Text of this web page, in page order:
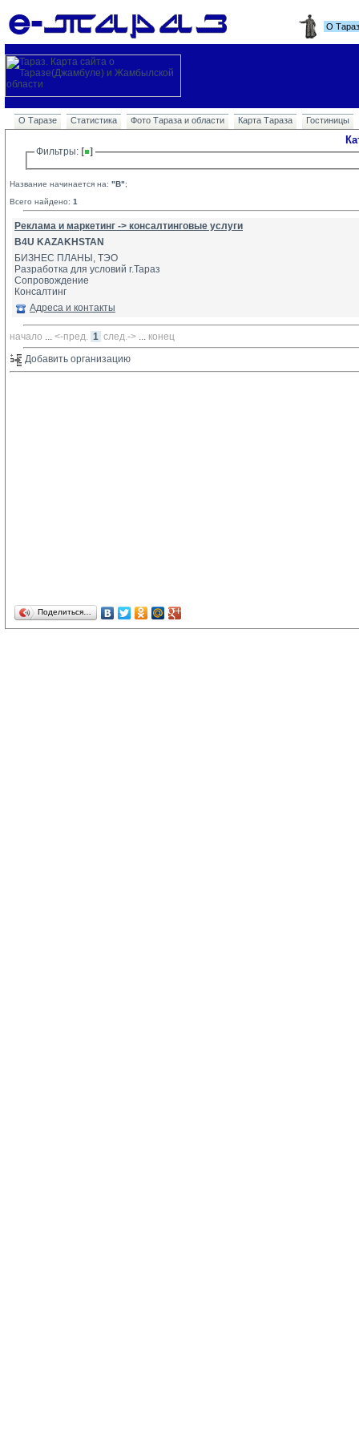
О
О Таразе Статистика Фото Тараза и области Карта Тараза Гостиницы
Фильтры:
Название начинается на: "B";
Всего найдено: 1
Реклама и маркетинг -> консалтинговые услуги
B4U KAZAKHSTAN
БИЗНЕС ПЛАНЫ, ТЭО
Разработка для условий г.Тараз
Сопровождение
Консалтинг
Адреса и контакты
начало ... <-пред. 1 след.-> ... конец
Добавить организацию
Поделиться…